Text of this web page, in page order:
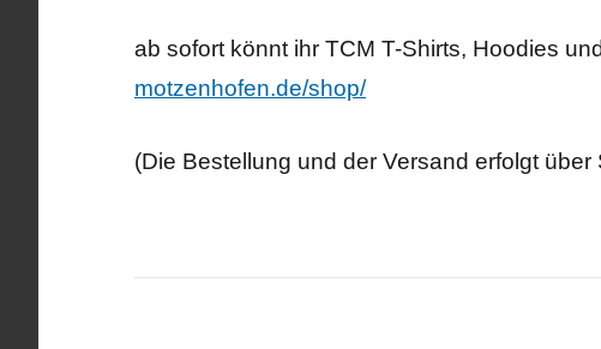
ab sofort könnt ihr TCM T-Shirts, Hoodies
motzenhofen.de/shop/
(Die Bestellung und der Versand erfolgt über